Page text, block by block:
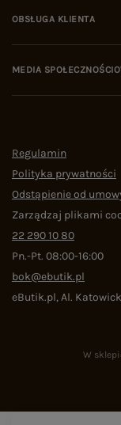
OBSŁUGA KLIENTA
MEDIA
Regulamin
Polityka prywatności
Odstąpienie od
Zarządzaj plikami
22 290 10 80
Pn.-Pt. 08:00-16:00
bok@ebutik.pl
eButik.pl,Al.
W